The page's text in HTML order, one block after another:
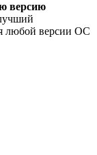
версию
любой версии ОС